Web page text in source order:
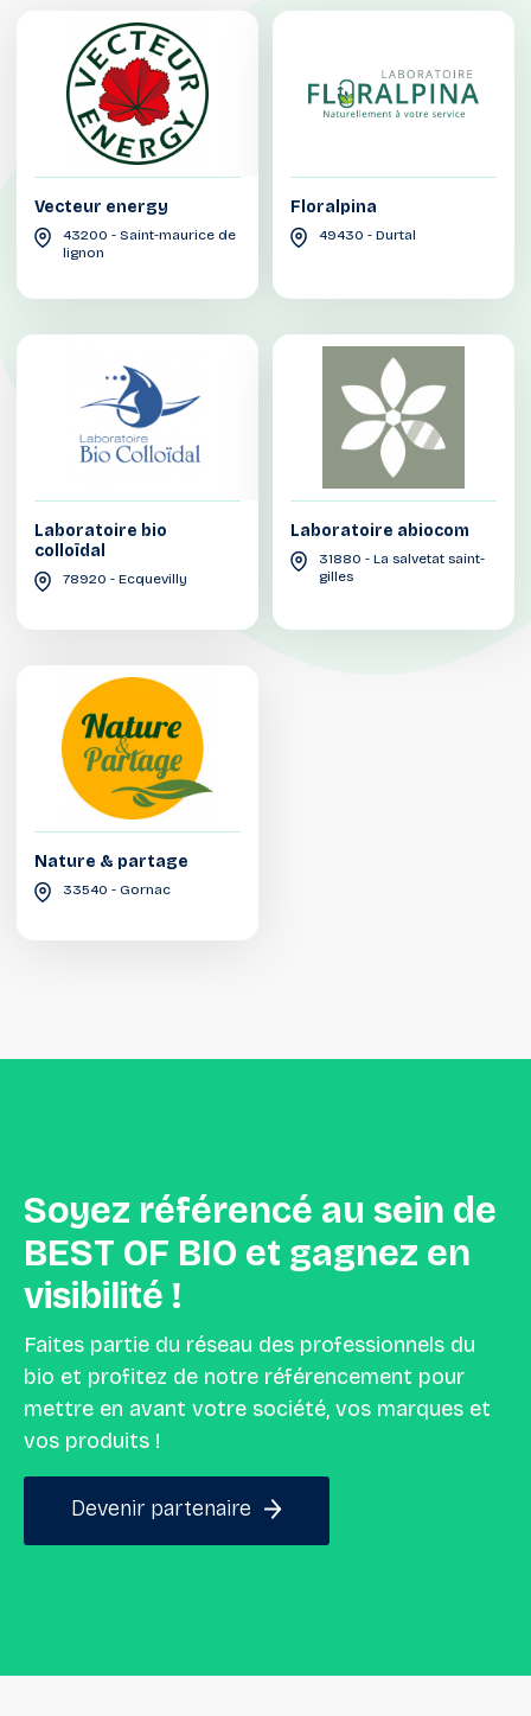
Vecteur energy
43200 - Saint-maurice de
lignon
Floralpina
49430 - Durtal
Laboratoire bio
colloïdal
78920 - Ecquevilly
Laboratoire abiocom
31880 - La salvetat saint-
gilles
Nature & partage
33540 - Gornac
Soyez référencé au sein de
BEST OF BIO et gagnez en
visibilité !
Faites partie du réseau des professionnels du
bio et profitez de notre référencement pour
mettre en avant votre société, vos marques et
vos produits !
Devenir partenaire